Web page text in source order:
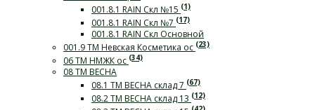
001.8.1 RAIN Скл №15 (1)
001.8.1 RAIN Скл №7 (17)
001.8.1 RAIN Скл Основной
001.9 ТМ Невская Косметика ос (23)
06 ТМ НМЖК ос (34)
08 ТМ ВЕСНА
08.1 ТМ ВЕСНА склад 7 (67)
08.2 ТМ ВЕСНА склад 13 (12)